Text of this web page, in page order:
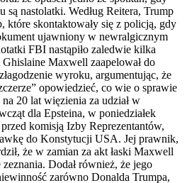
są nastolatki. Według Reitera, Trump
które skontaktowały się z policją, gdy
ujawniony w newralgicznym
FBI nastąpiło zaledwie kilka
Maxwell zaapelował do
wyroku, argumentując, że
opowiedzieć, co wie o sprawie
20 lat więzienia za udział w
dla Epsteina, w poniedziałek
przed komisją Izby Reprezentantów,
do Konstytucji USA. Jej prawnik,
że w zamian za akt łaski Maxwell
zeznania. Dodał również, że jego
zarówno Donalda Trumpa,